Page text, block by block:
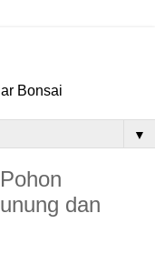
Bonsai
▼
dan